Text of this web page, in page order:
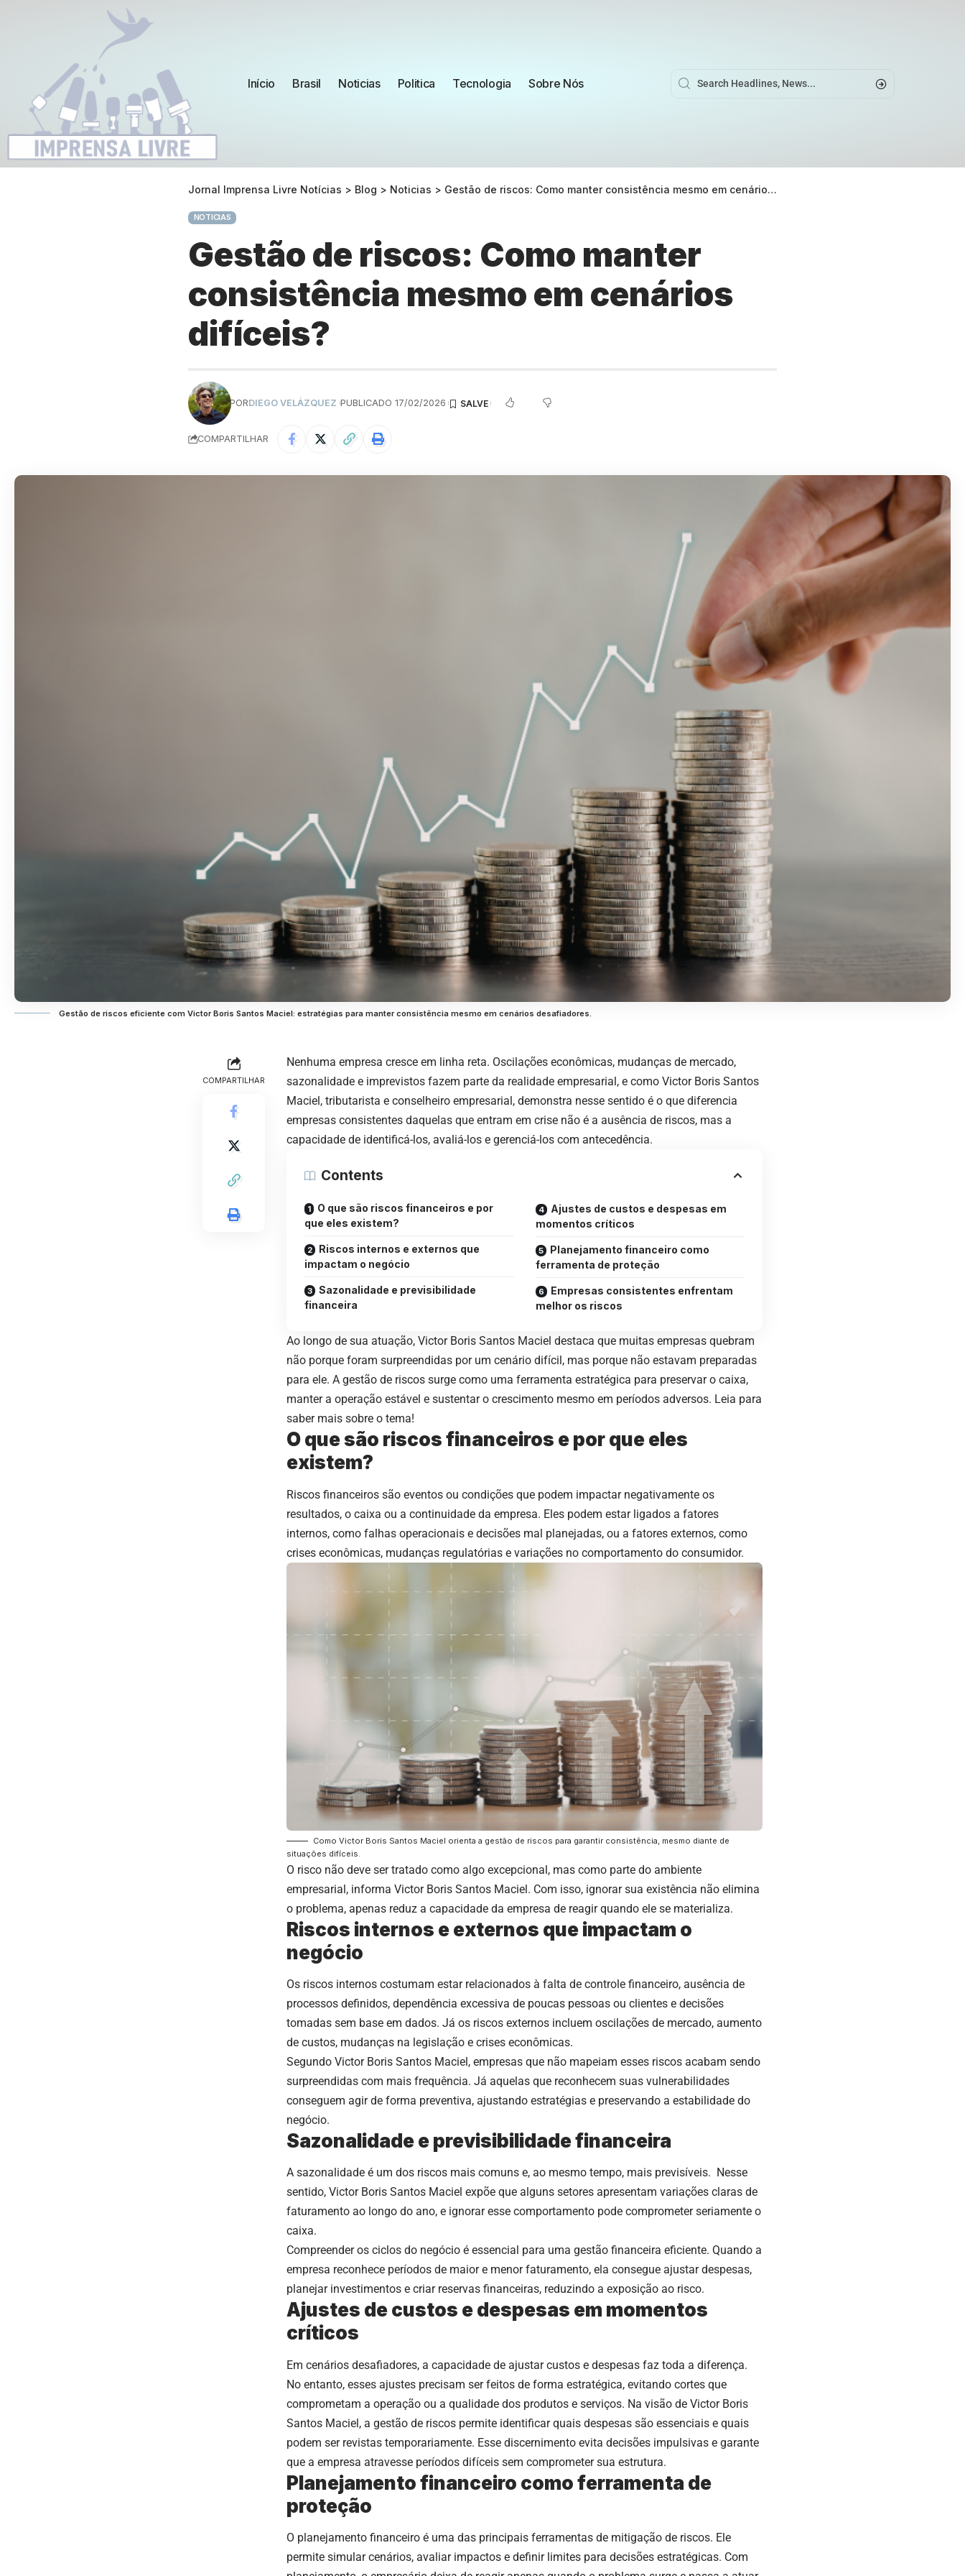
Início Brasil Noticias Politica Tecnologia Sobre Nós
Jornal Imprensa Livre Notícias > Blog > Noticias > Gestão de riscos: Como manter consistência mesmo em cenários difíceis?
NOTICIAS
Gestão de riscos: Como manter
consistência mesmo em cenários
difíceis?
PORDIEGO VELÁZQUEZ PUBLICADO 17/02/2026
COMPARTILHAR
Gestão de riscos eficiente com Victor Boris Santos Maciel: estratégias para manter consistência mesmo em cenários desafiadores.
COMPARTILHAR
Nenhuma empresa cresce em linha reta. Oscilações econômicas, mudanças de mercado,
sazonalidade e imprevistos fazem parte da realidade empresarial, e como Victor Boris Santos
Maciel, tributarista e conselheiro empresarial, demonstra nesse sentido é o que diferencia
empresas consistentes daquelas que entram em crise não é a ausência de riscos, mas a
capacidade de identificá-los, avaliá-los e gerenciá-los com antecedência.
Contents
O que são riscos financeiros e por
que eles existem?
Riscos internos e externos que
impactam o negócio
Sazonalidade e previsibilidade
financeira
Ajustes de custos e despesas em
momentos críticos
Planejamento financeiro como
ferramenta de proteção
Empresas consistentes enfrentam
melhor os riscos
Ao longo de sua atuação, Victor Boris Santos Maciel destaca que muitas empresas quebram
não porque foram surpreendidas por um cenário difícil, mas porque não estavam preparadas
para ele. A gestão de riscos surge como uma ferramenta estratégica para preservar o caixa,
manter a operação estável e sustentar o crescimento mesmo em períodos adversos. Leia para
saber mais sobre o tema!
O que são riscos financeiros e por que eles
existem?
Riscos financeiros são eventos ou condições que podem impactar negativamente os
resultados, o caixa ou a continuidade da empresa. Eles podem estar ligados a fatores
internos, como falhas operacionais e decisões mal planejadas, ou a fatores externos, como
crises econômicas, mudanças regulatórias e variações no comportamento do consumidor.
Como Victor Boris Santos Maciel orienta a gestão de riscos para garantir consistência, mesmo diante de
situações difíceis.
O risco não deve ser tratado como algo excepcional, mas como parte do ambiente
empresarial, informa Victor Boris Santos Maciel. Com isso, ignorar sua existência não elimina
o problema, apenas reduz a capacidade da empresa de reagir quando ele se materializa.
Riscos internos e externos que impactam o
negócio
Os riscos internos costumam estar relacionados à falta de controle financeiro, ausência de
processos definidos, dependência excessiva de poucas pessoas ou clientes e decisões
tomadas sem base em dados. Já os riscos externos incluem oscilações de mercado, aumento
de custos, mudanças na legislação e crises econômicas.
Segundo Victor Boris Santos Maciel, empresas que não mapeiam esses riscos acabam sendo
surpreendidas com mais frequência. Já aquelas que reconhecem suas vulnerabilidades
conseguem agir de forma preventiva, ajustando estratégias e preservando a estabilidade do
negócio.
Sazonalidade e previsibilidade financeira
A sazonalidade é um dos riscos mais comuns e, ao mesmo tempo, mais previsíveis. Nesse
sentido, Victor Boris Santos Maciel expõe que alguns setores apresentam variações claras de
faturamento ao longo do ano, e ignorar esse comportamento pode comprometer seriamente o
caixa.
Compreender os ciclos do negócio é essencial para uma gestão financeira eficiente. Quando a
empresa reconhece períodos de maior e menor faturamento, ela consegue ajustar despesas,
planejar investimentos e criar reservas financeiras, reduzindo a exposição ao risco.
Ajustes de custos e despesas em momentos
críticos
Em cenários desafiadores, a capacidade de ajustar custos e despesas faz toda a diferença.
No entanto, esses ajustes precisam ser feitos de forma estratégica, evitando cortes que
comprometam a operação ou a qualidade dos produtos e serviços. Na visão de Victor Boris
Santos Maciel, a gestão de riscos permite identificar quais despesas são essenciais e quais
podem ser revistas temporariamente. Esse discernimento evita decisões impulsivas e garante
que a empresa atravesse períodos difíceis sem comprometer sua estrutura.
Planejamento financeiro como ferramenta de
proteção
O planejamento financeiro é uma das principais ferramentas de mitigação de riscos. Ele
permite simular cenários, avaliar impactos e definir limites para decisões estratégicas. Com